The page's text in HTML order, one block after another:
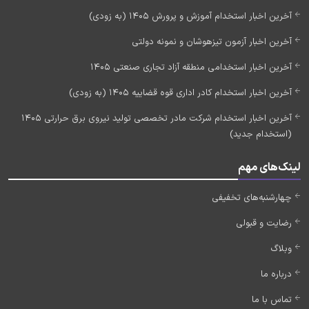
آخرین اخبار استخدام آموزش و پرورش 1405 (به زودی)
آخرین اخبار آزمون تیزهوشان و نمونه دولتی
آخرین اخبار استخدامی منطقه آزاد تجاری صنعتی 1405
آخرین اخبار استخدام کادر اداری قوه قضاییه 1405 (به زودی)
آخرین اخبار استخدام شرکت مادر تخصصی تولید نیروی برق حرارتی 1405
(استخدام جدید)
لینک‌های مهم
چهارشنبه‌های تخفیفی
رضایت و قبولی
وبلاگ
درباره ما
تماس با ما